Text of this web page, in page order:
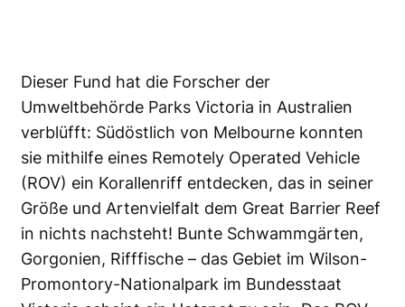
Dieser Fund hat die Forscher der
Umweltbehörde Parks Victoria in Australien
verblüfft: Südöstlich von Melbourne konnten
sie mithilfe eines Remotely Operated Vehicle
(ROV) ein Korallenriff entdecken, das in seiner
Größe und Artenvielfalt dem Great Barrier Reef
in nichts nachsteht! Bunte Schwammgärten,
Gorgonien, Rifffische – das Gebiet im Wilson-
Promontory-Nationalpark im Bundesstaat